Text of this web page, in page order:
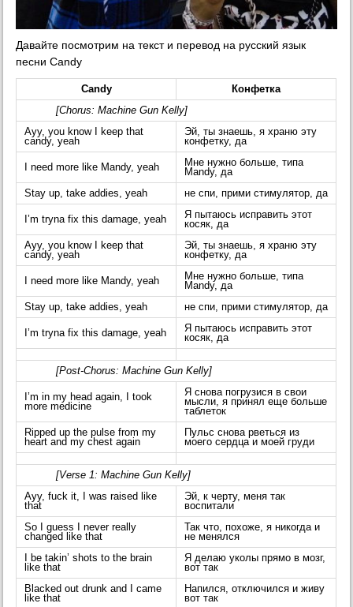
Давайте посмотрим на текст и перевод на русский язык
песни Candy
Candy
Конфетка
[Chorus: Machine Gun Kelly]
Ayy, you know I keep that
candy, yeah
Эй, ты знаешь, я храню эту
конфетку, да
I need more like Mandy, yeah
Мне нужно больше, типа
Mandy, да
Stay up, take addies, yeah
не спи, прими стимулятор, да
I’m tryna fix this damage, yeah
Я пытаюсь исправить этот
косяк, да
Ayy, you know I keep that
candy, yeah
Эй, ты знаешь, я храню эту
конфетку, да
I need more like Mandy, yeah
Мне нужно больше, типа
Mandy, да
Stay up, take addies, yeah
не спи, прими стимулятор, да
I’m tryna fix this damage, yeah
Я пытаюсь исправить этот
косяк, да
[Post-Chorus: Machine Gun Kelly]
I’m in my head again, I took
more medicine
Я снова погрузися в свои
мысли, я принял еще больше
таблеток
Ripped up the pulse from my
heart and my chest again
Пульс снова рветься из
моего сердца и моей груди
[Verse 1: Machine Gun Kelly]
Ayy, fuck it, I was raised like
that
Эй, к черту, меня так
воспитали
So I guess I never really
changed like that
Так что, похоже, я никогда и
не менялся
I be takin’ shots to the brain
like that
Я делаю уколы прямо в мозг,
вот так
Blacked out drunk and I came
like that
Напился, отключился и живу
вот так